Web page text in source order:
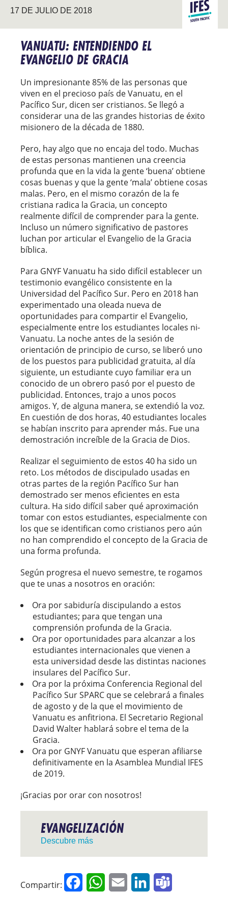
17 DE JULIO DE 2018
PACÍFICO
SUR
VANUATU: ENTENDIENDO EL
EVANGELIO DE GRACIA
Un impresionante 85% de las personas que
viven en el precioso país de Vanuatu, en el
Pacífico Sur, dicen ser cristianos. Se llegó a
considerar una de las grandes historias de éxito
misionero de la década de 1880.
Pero, hay algo que no encaja del todo. Muchas
de estas personas mantienen una creencia
profunda que en la vida la gente ‘buena’ obtiene
cosas buenas y que la gente ‘mala’ obtiene cosas
malas. Pero, en el mismo corazón de la fe
cristiana radica la Gracia, un concepto
realmente difícil de comprender para la gente.
Incluso un número significativo de pastores
luchan por articular el Evangelio de la Gracia
bíblica.
Para GNYF Vanuatu ha sido difícil establecer un
testimonio evangélico consistente en la
Universidad del Pacífico Sur. Pero en 2018 han
experimentado una oleada nueva de
oportunidades para compartir el Evangelio,
especialmente entre los estudiantes locales ni-
Vanuatu. La noche antes de la sesión de
orientación de principio de curso, se liberó uno
de los puestos para publicidad gratuita, al día
siguiente, un estudiante cuyo familiar era un
conocido de un obrero pasó por el puesto de
publicidad. Entonces, trajo a unos pocos
amigos. Y, de alguna manera, se extendió la voz.
En cuestión de dos horas, 40 estudiantes locales
se habían inscrito para aprender más. Fue una
demostración increíble de la Gracia de Dios.
Realizar el seguimiento de estos 40 ha sido un
reto. Los métodos de discipulado usadas en
otras partes de la región Pacífico Sur han
demostrado ser menos eficientes en esta
cultura. Ha sido difícil saber qué aproximación
tomar con estos estudiantes, especialmente con
los que se identifican como cristianos pero aún
no han comprendido el concepto de la Gracia de
una forma profunda.
Según progresa el nuevo semestre, te rogamos
que te unas a nosotros en oración:
Ora por sabiduría discipulando a estos
estudiantes; para que tengan una
comprensión profunda de la Gracia.
Ora por oportunidades para alcanzar a los
estudiantes internacionales que vienen a
esta universidad desde las distintas naciones
insulares del Pacífico Sur.
Ora por la próxima Conferencia Regional del
Pacífico Sur SPARC que se celebrará a finales
de agosto y de la que el movimiento de
Vanuatu es anfitriona. El Secretario Regional
David Walter hablará sobre el tema de la
Gracia.
Ora por GNYF Vanuatu que esperan afiliarse
definitivamente en la Asamblea Mundial IFES
de 2019.
¡Gracias por orar con nosotros!
EVANGELIZACIÓN
Descubre más
Compartir: FacebookWhatsApp
Email LinkedIn